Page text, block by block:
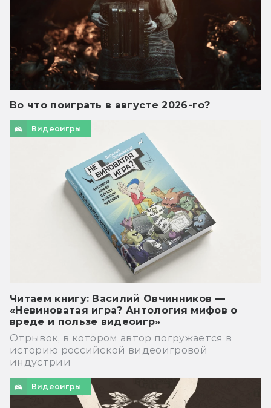
Во что поиграть в августе 2026-го?
Видеоигры
Читаем книгу: Василий Овчинников —
«Невиноватая игра? Антология мифов о
вреде и пользе видеоигр»
Отрывок, в котором автор погружается в
историю российской видеоигровой
индустрии
Видеоигры